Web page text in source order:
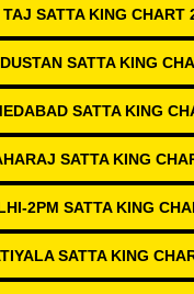
TAJ SATTA KING CHART
SATTA KING
SATTA KING
SATTA KING
2PM SATTA KING
SATTA KING